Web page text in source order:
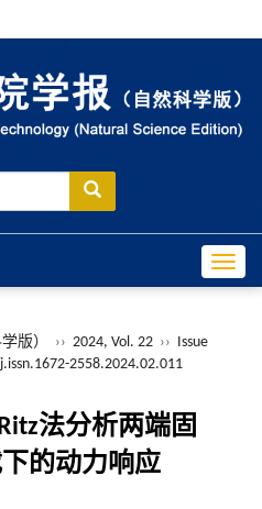
版） ›› 2024, Vol. 22 ›› Issue
2558.2024.02.011
法分析两端固
的动力响应